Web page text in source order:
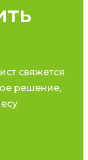
свяжется
решение,